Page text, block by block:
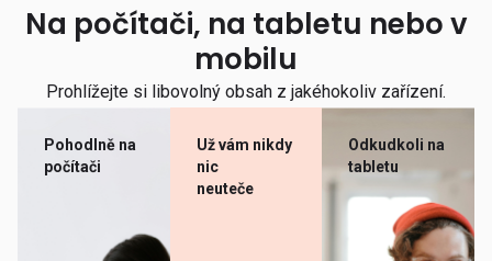
Na počítači, na tabletu nebo v
mobilu
Prohlížejte si libovolný obsah z jakéhokoliv zařízení.
Pohodlně na
počítači
Už vám nikdy
nic
neuteče
Odkudkoli na
tabletu